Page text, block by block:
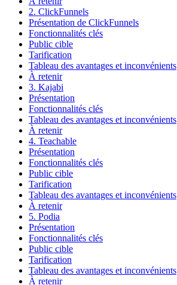
2. ClickFunnels
Présentation de ClickFunnels
Fonctionnalités clés
Public cible
Tarification
Tableau des avantages et inconvénients
À retenir
3. Kajabi
Présentation
Fonctionnalités clés
Tableau des avantages et inconvénients
À retenir
4. Teachable
Présentation
Fonctionnalités clés
Public cible
Tarification
Tableau des avantages et inconvénients
À retenir
5. Podia
Présentation
Fonctionnalités clés
Public cible
Tarification
Tableau des avantages et inconvénients
À retenir